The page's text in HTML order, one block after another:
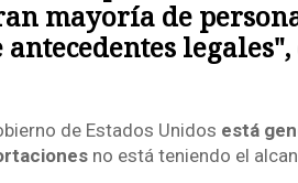
mayoría de
de Estados Unidos está
no está teniendo el